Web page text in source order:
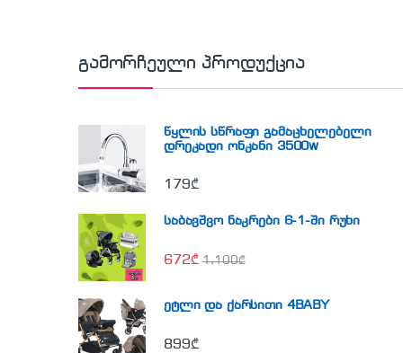
გამორჩეული პროდუქცია
წყლის სწრაფი გამაცხელებელი
დრეკადი ონკანი 3500w
179₾
საბავშვო ნაკრები 6-1-ში რუხი
672₾ 1,100₾
ეტლი და ქარსითი 4BABY
899₾